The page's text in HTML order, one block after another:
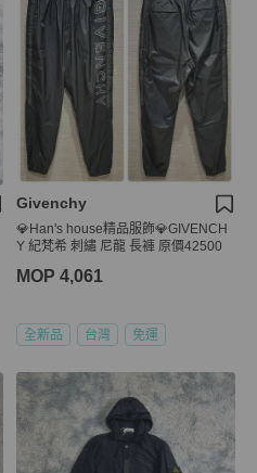
Givenchy
💎Han's house精品服飾💎GIVENCH
Y 紀梵希 刺繡 尼龍 長褲 原價42500
MOP 4,061
全新品 台灣 免運